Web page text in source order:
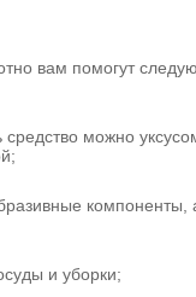
вам помогут
можно
компоненты,
и уборки;